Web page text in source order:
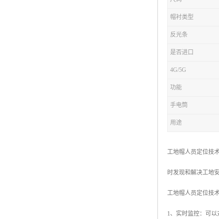
帽衬类型
反光条
是否进口
4G/5G
功能
手电筒
用途
工地帽人员定位技
时发现和解决工地
工地帽人员定位技
1、实时监控：可